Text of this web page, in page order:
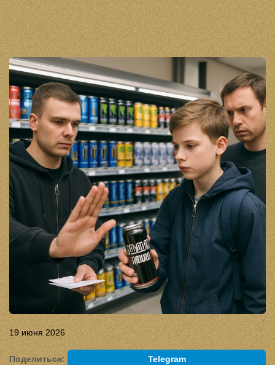
19 июня 2026
Поделиться:
Telegram